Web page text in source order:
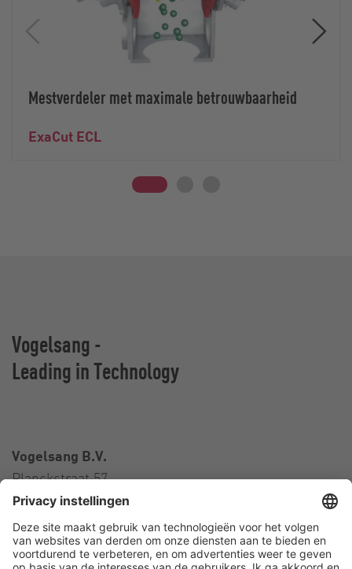
Mestverdeler met maximale betrouwbaarheid
ExaCut ECL
Vogelsang -
Leading in Technology
Vogelsang B.V.
Planckstraat 57
3316 GS Dordrecht
Nederland